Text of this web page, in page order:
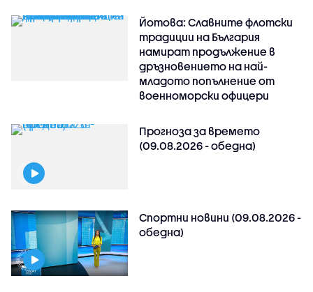
Йотова: Славните флотски
традиции на България
намират продължение в
дръзновението на най-
младото попълнение от
военноморски офицери
Прогноза за времето
(09.08.2026 - обедна)
Спортни новини (09.08.2026 -
обедна)